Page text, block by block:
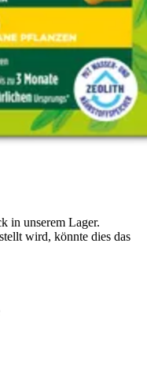
in unserem Lager.
wird, könnte dies das